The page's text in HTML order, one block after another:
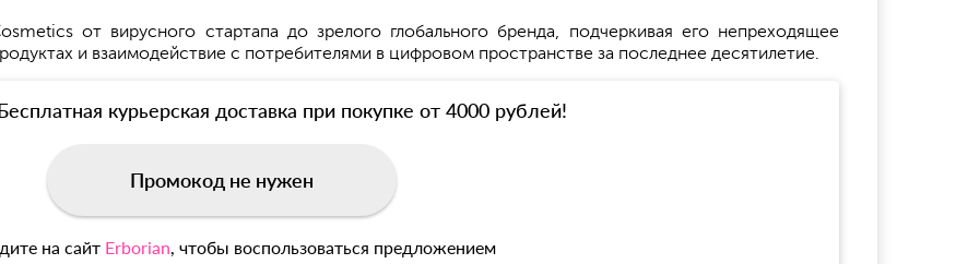
от вирусного стартапа до зрелого глобального бренда, подчеркивая его непреходящее
и взаимодействие с потребителями в цифровом пространстве за последнее десятилетие.
курьерская доставка при покупке от 4000 рублей!
Промокод не нужен
на сайт Erborian, чтобы воспользоваться предложением